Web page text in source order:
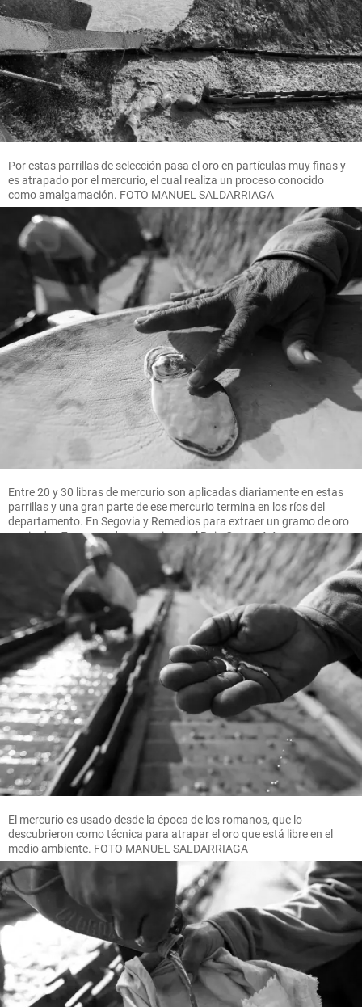
Por estas parrillas de selección pasa el oro en partículas muy finas y
es atrapado por el mercurio, el cual realiza un proceso conocido
como amalgamación. FOTO MANUEL SALDARRIAGA
Entre 20 y 30 libras de mercurio son aplicadas diariamente en estas
parrillas y una gran parte de ese mercurio termina en los ríos del
departamento. En Segovia y Remedios para extraer un gramo de oro
se pierden 7 gramos de mercurio, en el Bajo Cauca 4.4 gramos.
FOTO MANUEL SALDARRIAGA
El mercurio es usado desde la época de los romanos, que lo
descubrieron como técnica para atrapar el oro que está libre en el
medio ambiente. FOTO MANUEL SALDARRIAGA